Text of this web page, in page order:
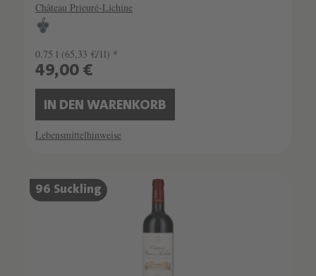
Château Prieuré-Lichine
0.75 l (65,33 €/1l) *
49,00 €
IN DEN WARENKORB
Lebensmittelhinweise
96 Suckling